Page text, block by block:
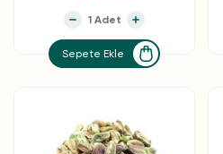
Sepete Ekle